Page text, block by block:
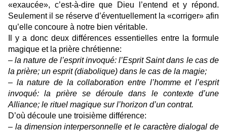
«exaucée», c’est-à-dire que Dieu l’entend et y répond.
Seulement il se réserve d’éventuellement la «corriger» afin
qu’elle concoure à notre bien véritable.
Il y a donc deux différences essentielles entre la formule
magique et la prière chrétienne:
– la nature de l’esprit invoqué: l’Esprit Saint dans le cas de
la prière; un esprit (diabolique) dans le cas de la magie;
– la nature de la collaboration entre l’homme et l’esprit
invoqué: la prière se déroule dans le contexte d’une
Alliance; le rituel magique sur l’horizon d’un contrat.
D’où découle une troisième différence:
– la dimension interpersonnelle et le caractère dialogal de